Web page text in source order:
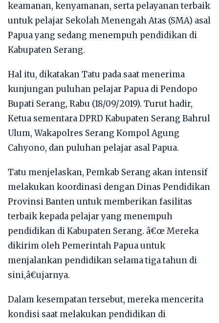
keamanan, kenyamanan, serta pelayanan terbaik
untuk pelajar Sekolah Menengah Atas (SMA) asal
Papua yang sedang menempuh pendidikan di
Kabupaten Serang.
Hal itu, dikatakan Tatu pada saat menerima
kunjungan puluhan pelajar Papua di Pendopo
Bupati Serang, Rabu (18/09/2019). Turut hadir,
Ketua sementara DPRD Kabupaten Serang Bahrul
Ulum, Wakapolres Serang Kompol Agung
Cahyono, dan puluhan pelajar asal Papua.
Tatu menjelaskan, Pemkab Serang akan intensif
melakukan koordinasi dengan Dinas Pendidikan
Provinsi Banten untuk memberikan fasilitas
terbaik kepada pelajar yang menempuh
pendidikan di Kabupaten Serang. â€œ Mereka
dikirim oleh Pemerintah Papua untuk
menjalankan pendidikan selama tiga tahun di
sini,â€ujarnya.
Dalam kesempatan tersebut, mereka mencerita
kondisi saat melakukan pendidikan di